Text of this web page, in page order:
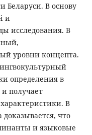
Беларуси. В основу
и
исследования. В
уровни концепта.
определения в
получает
В
доказывается, что
и языковые